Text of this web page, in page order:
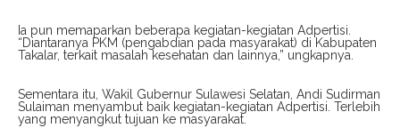
Ia pun memaparkan beberapa kegiatan-kegiatan Adpertisi.
“Diantaranya PKM (pengabdian pada masyarakat) di Kabupaten
Takalar, terkait masalah kesehatan dan lainnya,” ungkapnya.
Sementara itu, Wakil Gubernur Sulawesi Selatan, Andi Sudirman
Sulaiman menyambut baik kegiatan-kegiatan Adpertisi. Terlebih
yang menyangkut tujuan ke masyarakat.